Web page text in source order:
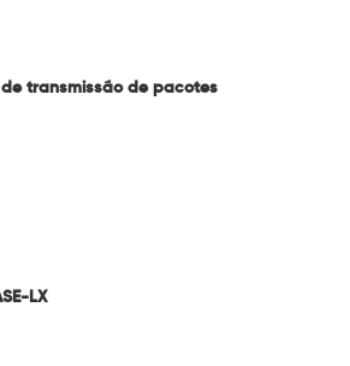
transmissão de pacotes
LX